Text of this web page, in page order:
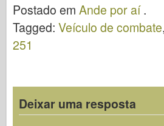
Postado em Ande por aí.
Tagged: Veículo de combate,
251
Deixar uma resposta